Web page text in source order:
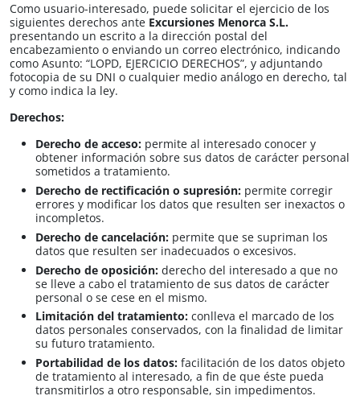
Como usuario-interesado, puede solicitar el ejercicio de los
siguientes derechos ante Excursiones Menorca S.L.​​
presentando un escrito a la dirección postal del
encabezamiento o enviando un correo electrónico, indicando
como Asunto: “LOPD, EJERCICIO DERECHOS”, y adjuntando
fotocopia de su DNI o cualquier medio análogo en derecho, tal
y como indica la ley.
Derechos:
Derecho de acceso: permite al interesado conocer y
obtener información sobre sus datos de carácter personal
sometidos a tratamiento.
Derecho de rectificación o supresión: permite corregir
errores y modificar los datos que resulten ser inexactos o
incompletos.
Derecho de cancelación: permite que se supriman los
datos que resulten ser inadecuados o excesivos.
Derecho de oposición: derecho del interesado a que no
se lleve a cabo el tratamiento de sus datos de carácter
personal o se cese en el mismo.
Limitación del tratamiento: conlleva el marcado de los
datos personales conservados, con la finalidad de limitar
su futuro tratamiento.
Portabilidad de los datos: facilitación de los datos objeto
de tratamiento al interesado, a fin de que éste pueda
transmitirlos a otro responsable, sin impedimentos.